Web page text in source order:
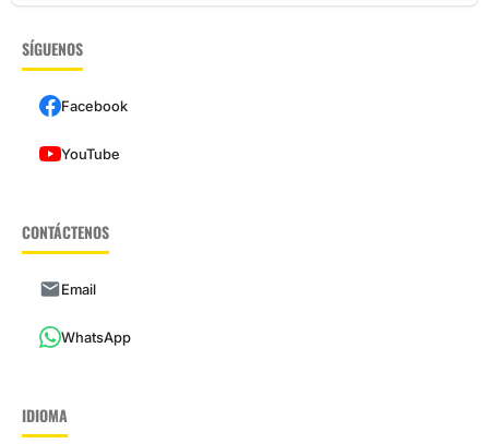
SÍGUENOS
Facebook
YouTube
CONTÁCTENOS
Email
WhatsApp
IDIOMA